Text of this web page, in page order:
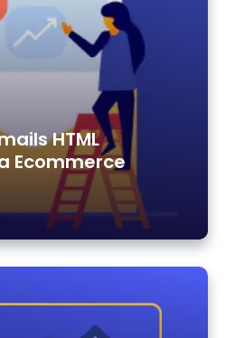
HTML
Ecommerce